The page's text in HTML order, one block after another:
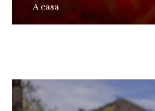
A casa